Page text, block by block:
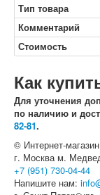
Тип товара
Комментарий
Стоимость
Как
Для уточнения
по наличию и
82-81.
© Интернет-
г. Москва м.
+7 (951) 730-04-44
Напишите нам: